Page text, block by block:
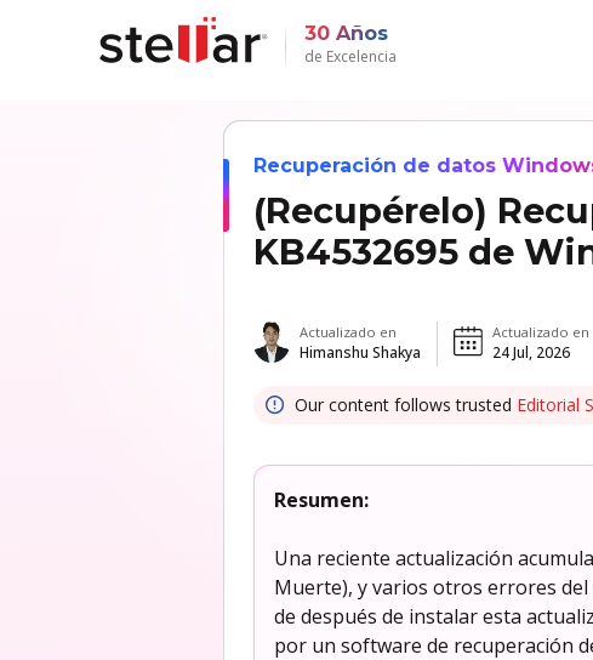
30 Años
de Excelencia
Recuperación de datos
(Recupérelo)
KB4532695 de
Actualizado en
Himanshu Shakya
Actualizado en
24 Jul, 2026
Our content follows trusted Editorial
Resumen:
Una reciente actualización
Muerte), y varios otros errores
de después de instalar esta
por un software de recuperación